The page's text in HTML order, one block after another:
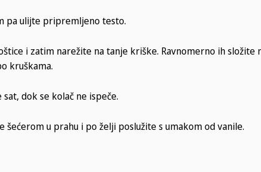
pa ulijte pripremljeno testo.
i zatim narežite na tanje kriške. Ravnomerno ih složite
kruškama.
dok se kolač ne ispeče.
u prahu i po želji poslužite s umakom od vanile.